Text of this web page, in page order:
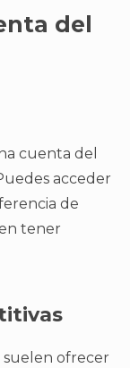
del
cuenta del
acceder
de
tener
suelen ofrecer